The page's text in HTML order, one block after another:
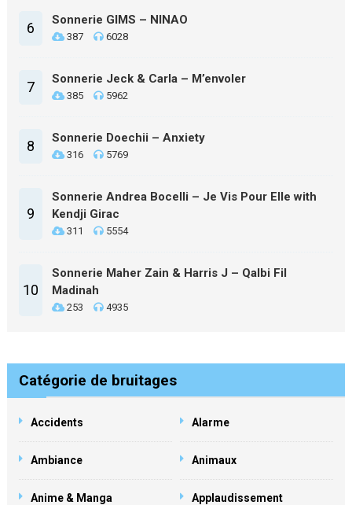
6 Sonnerie GIMS – NINAO
387 6028
7 Sonnerie Jeck & Carla – M’envoler
385 5962
8 Sonnerie Doechii – Anxiety
316 5769
9
Sonnerie Andrea Bocelli – Je Vis Pour Elle with
Kendji Girac
311 5554
10
Sonnerie Maher Zain & Harris J – Qalbi Fil
Madinah
253 4935
Catégorie de bruitages
Accidents Alarme
Ambiance Animaux
Anime & Manga Applaudissement